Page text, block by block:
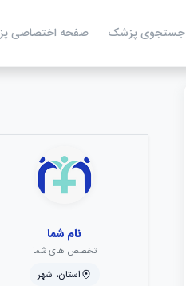
جستجوی پزشک صفحه اختصاصی
نام شما
تخصص های شما
استان، شهر